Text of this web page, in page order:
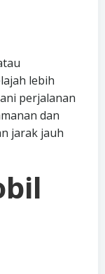
lebih
perjalanan
dan
jarak jauh